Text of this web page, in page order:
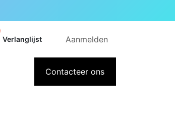
Verlanglijst Aanmelden
Over IntermediContacteer ons